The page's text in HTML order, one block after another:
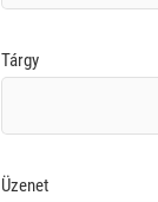
Tárgy
Üzenet